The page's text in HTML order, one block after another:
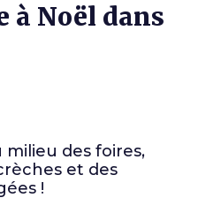
à Noël dans
milieu des foires,
et des
!